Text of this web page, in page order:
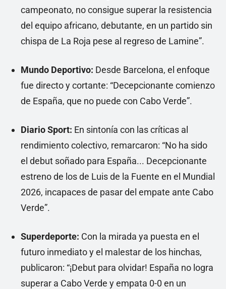
campeonato, no consigue superar la resistencia
del equipo africano, debutante, en un partido sin
chispa de La Roja pese al regreso de Lamine”.
Mundo Deportivo: Desde Barcelona, el enfoque
fue directo y cortante: “Decepcionante comienzo
de España, que no puede con Cabo Verde”.
Diario Sport: En sintonía con las críticas al
rendimiento colectivo, remarcaron: “No ha sido
el debut soñado para España... Decepcionante
estreno de los de Luis de la Fuente en el Mundial
2026, incapaces de pasar del empate ante Cabo
Verde”.
Superdeporte: Con la mirada ya puesta en el
futuro inmediato y el malestar de los hinchas,
publicaron: “¡Debut para olvidar! España no logra
superar a Cabo Verde y empata 0-0 en un